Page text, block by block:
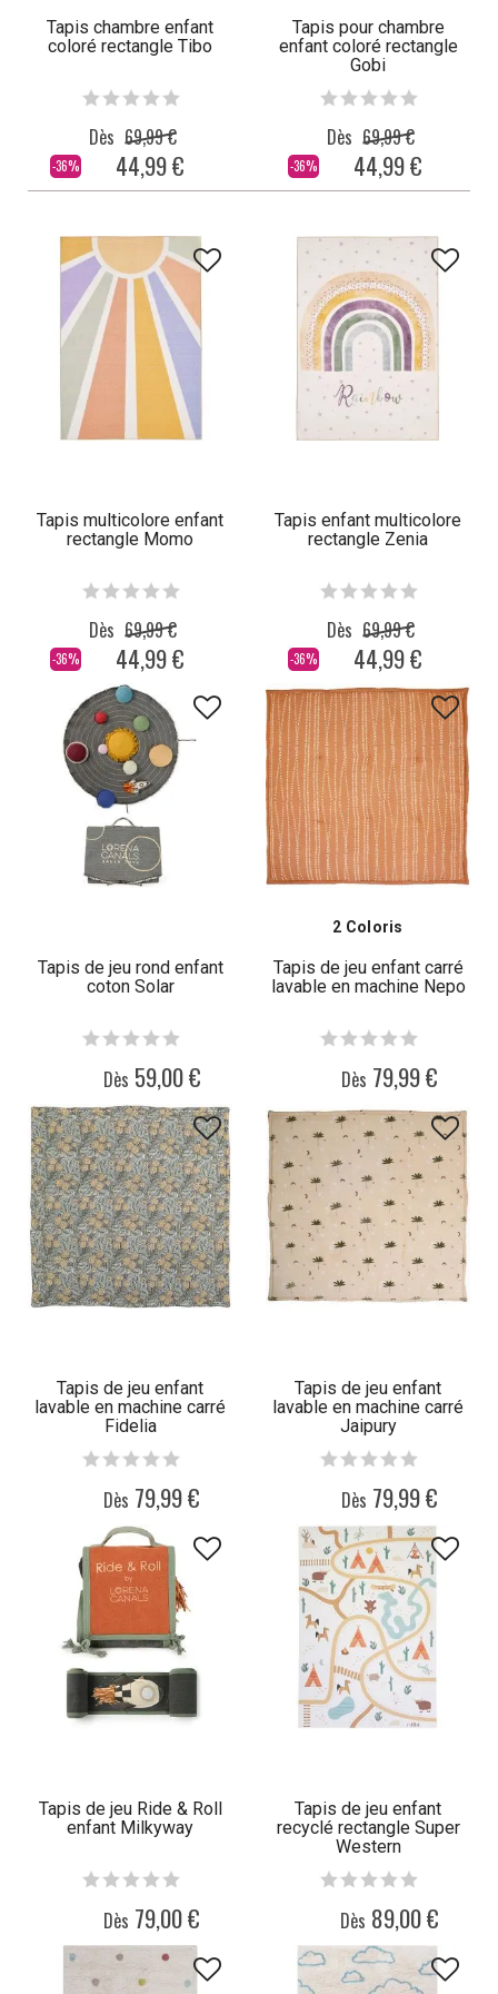
Tapis chambre enfant
coloré rectangle Tibo
-36%
Dès 69,99 €
44,99 €
Tapis pour chambre
enfant coloré rectangle
Gobi
-36%
Dès 69,99 €
44,99 €
Tapis multicolore enfant
rectangle Momo
-36%
Dès 69,99 €
44,99 €
Tapis enfant multicolore
rectangle Zenia
-36%
Dès 69,99 €
44,99 €
Tapis de jeu rond enfant
coton Solar
Dès 59,00 €
2 Coloris
Tapis de jeu enfant carré
lavable en machine Nepo
Dès 79,99 €
Tapis de jeu enfant
lavable en machine carré
Fidelia
Dès 79,99 €
Tapis de jeu enfant
lavable en machine carré
Jaipury
Dès 79,99 €
Tapis de jeu Ride & Roll
enfant Milkyway
Dès 79,00 €
Tapis de jeu enfant
recyclé rectangle Super
Western
Dès 89,00 €